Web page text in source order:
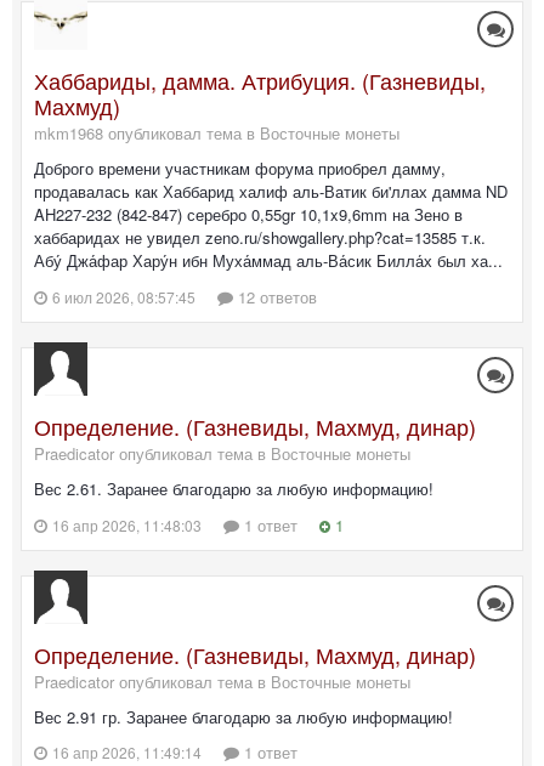
Хаббариды, дамма. Атрибуция. (Газневиды,
Махмуд)
mkm1968 опубликовал тема в Восточные монеты
Доброго времени участникам форума приобрел дамму,
продавалась как Хаббарид халиф аль-Ватик би'ллах дамма ND
AH227-232 (842-847) серебро 0,55gr 10,1x9,6mm на Зено в
хаббаридах не увидел zeno.ru/showgallery.php?cat=13585 т.к.
Абу́ Джа́фар Хару́н ибн Муха́ммад аль-Ва́сик Билла́х был ха...
6 июл 2026, 08:57:45 12 ответов
Определение. (Газневиды, Махмуд, динар)
Praedicator опубликовал тема в Восточные монеты
Вес 2.61. Заранее благодарю за любую информацию!
16 апр 2026, 11:48:03 1 ответ 1
Определение. (Газневиды, Махмуд, динар)
Praedicator опубликовал тема в Восточные монеты
Вес 2.91 гр. Заранее благодарю за любую информацию!
16 апр 2026, 11:49:14 1 ответ